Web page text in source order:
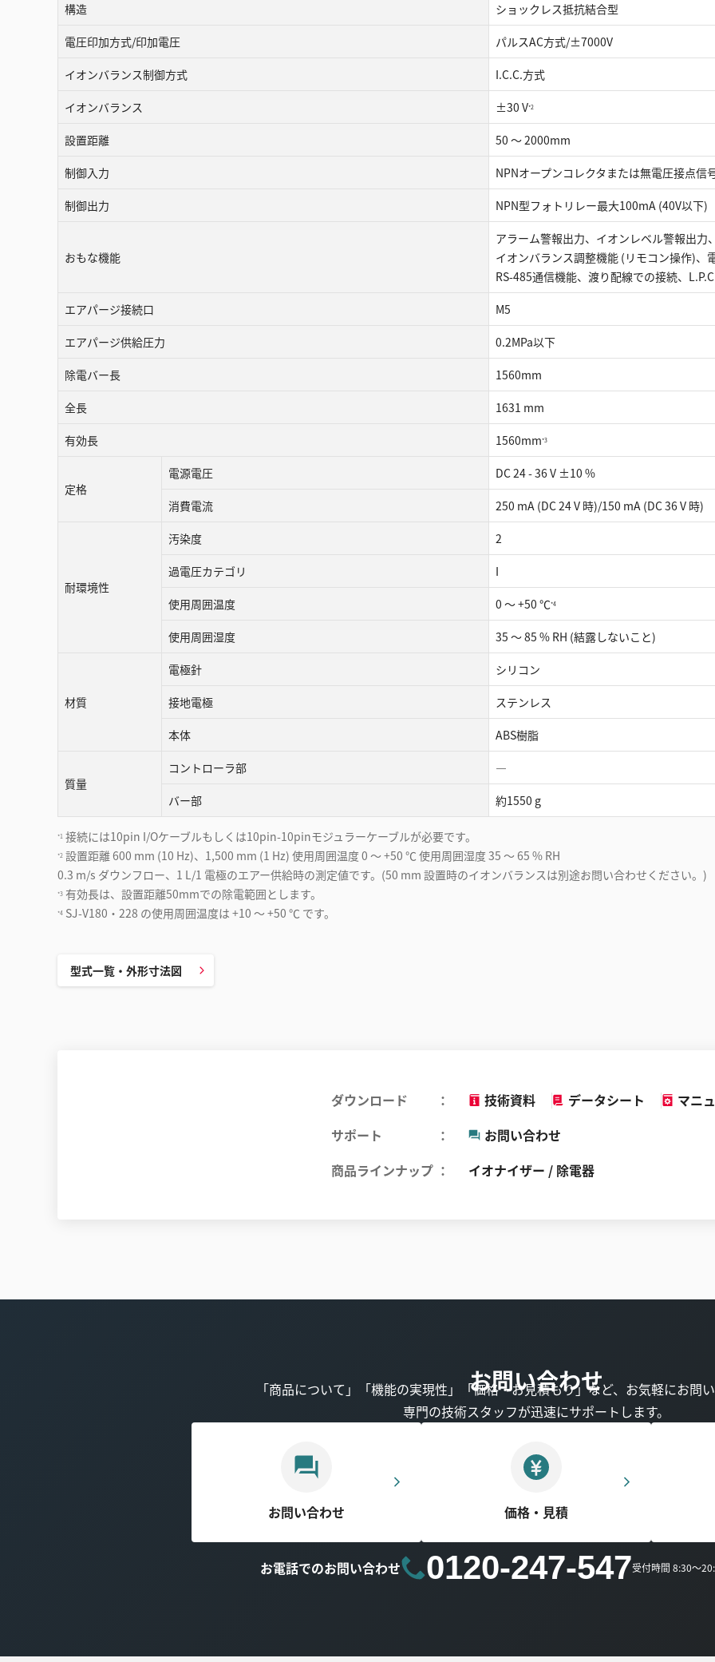
構造 ショックレス抵抗結合型
電圧印加方式/印加電圧 パルスAC方式/±7000V
イオンバランス制御方式 I.C.C.方式
イオンバランス ±30 V*2
設置距離 50 ～ 2000mm
制御入力 NPNオープンコレクタまたは無電圧接点信
制御出力 NPN型フォトリレー最大100mA (40V以下)
おもな機能
アラーム警報出力、イオンレベル警報出力
イオンバランス調整機能 (リモコン操作)、
RS-485通信機能、渡り配線での接続、
エアパージ接続口 M5
エアパージ供給圧力 0.2MPa以下
除電バー長 1560mm
全長 1631 mm
有効長 1560mm*3
定格
電源電圧 DC 24 - 36 V ±10 %
消費電流 250 mA (DC 24 V 時)/150 mA (DC 36 V 時)
耐環境性
汚染度 2
過電圧カテゴリ I
使用周囲温度 0 ～ +50 ℃*4
使用周囲湿度 35 ～ 85 % RH (結露しないこと)
材質
電極針 シリコン
接地電極 ステンレス
本体 ABS樹脂
質量
コントローラ部 ―
バー部 約1550 g
*1 接続には10pin I/Oケーブルもしくは10pin-10pinモジュラーケーブルが必要です。
*2 設置距離 600 mm (10 Hz)、1,500 mm (1 Hz) 使用周囲温度 0 ～ +50 ℃ 使用周囲湿度 35 ～ 65 % RH
0.3 m/s ダウンフロー、1 L/1 電極のエアー供給時の測定値です。(50 mm 設置時のイオンバランスは別途お問い合わせください。)
*3 有効長は、設置距離50mmでの除電範囲とします。
*4 SJ-V180・228 の使用周囲温度は +10 ～ +50 ℃ です。
型式一覧・外形寸法図
ダウンロード 技術資料 データシート
マニ
サポート
お問い合わせ
商品ラインナップ
イオナイザー / 除電器
お問い合わせ
「商品について」「機能の実現性」「価格・お見積もり」など、お気軽にお問
専門の技術スタッフが迅速にサポートします。
お問い合わせ 価格・見積
お電話でのお問い合わせ 0120-247-547受付時間 8:30～